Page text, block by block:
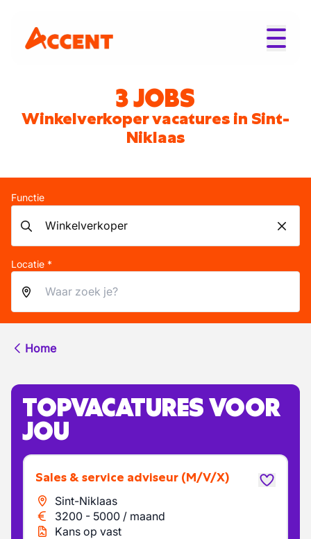
3 JOBS
Winkelverkoper vacatures in Sint-
Niklaas
Functie
Locatie *
Home
TOPVACATURES VOOR
JOU
Sales & service adviseur (M/V/X)
Sint-Niklaas
3200 - 5000 / maand
Kans op vast